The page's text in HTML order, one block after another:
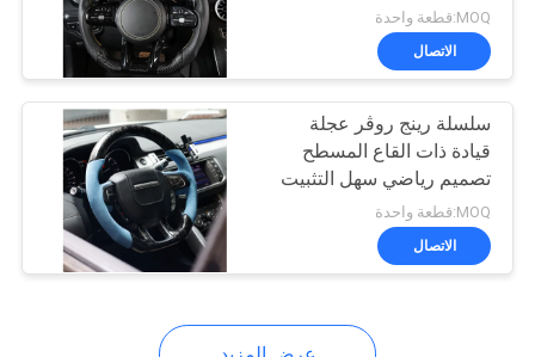
صندوق الطاقة
6
غلاف جلدي
MOQ:قطعة واحدة
الاتصال
سلسلة رينج روڤر عجلة
قيادة ذات القاع المسطح
تصميم رياضي سهل التثبيت
MOQ:قطعة واحدة
الاتصال